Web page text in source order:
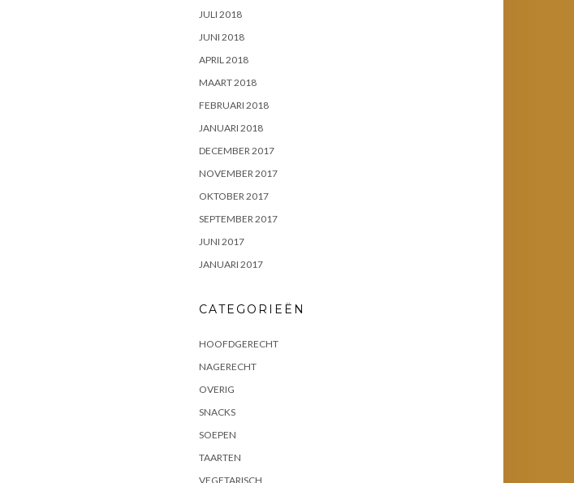
JULI 2018
JUNI 2018
APRIL 2018
MAART 2018
FEBRUARI 2018
JANUARI 2018
DECEMBER 2017
NOVEMBER 2017
OKTOBER 2017
SEPTEMBER 2017
JUNI 2017
JANUARI 2017
CATEGORIEËN
HOOFDGERECHT
NAGERECHT
OVERIG
SNACKS
SOEPEN
TAARTEN
VEGETARISCH